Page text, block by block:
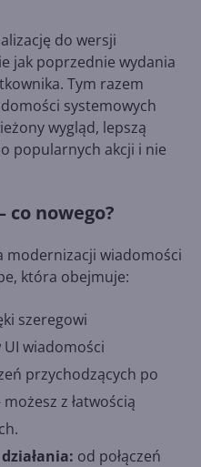
do wersji
jak poprzednie wydania
Tym razem
systemowych
wygląd, lepszą
popularnych akcji i nie
co nowego?
modernizacji wiadomości
która obejmuje:
szeregowi
wiadomości
przychodzących po
z łatwością
od połączeń